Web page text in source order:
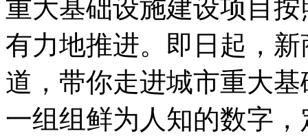
重大基础设施建设项目
有力地推进。即日起，新
道，带你走进城市重大
一组组鲜为人知的数字